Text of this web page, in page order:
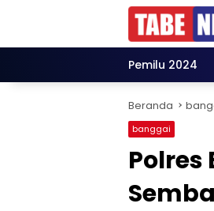
Pemilu 2024
Beranda
banggai
Polres